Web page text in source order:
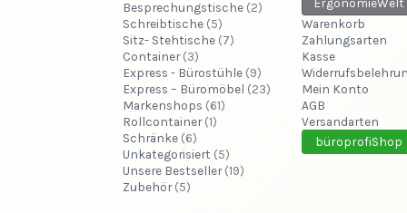
Besprechungstische (2)
Schreibtische (5)
Sitz- Stehtische (7)
Container (3)
Express - Bürostühle (9)
Express – Büromöbel (23)
Markenshops (61)
Rollcontainer (1)
Schränke (6)
Unkategorisiert (5)
Unsere Bestseller (19)
Zubehör (5)
Warenkorb
Zahlungsarten
Kasse
Mein Konto
AGB
Versandarten
büroprofiShop